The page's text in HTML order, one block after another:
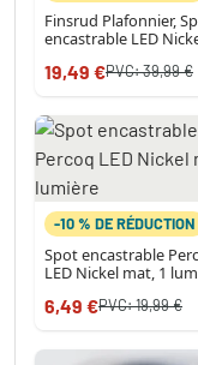
Finsrud Plafonnier,
encastrable LED
19,49 €PVC:39,99 €
-10 % DE RÉDUCTION
Spot encastrable Percoq
LED Nickel mat, 1
6,49 €PVC:19,99 €